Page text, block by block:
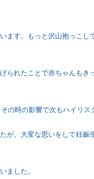
ます。もっと沢山抱っこし
られたことで赤ちゃんもき
の時の影響で次もハイリス
が、大変な思いをして妊娠
ました。